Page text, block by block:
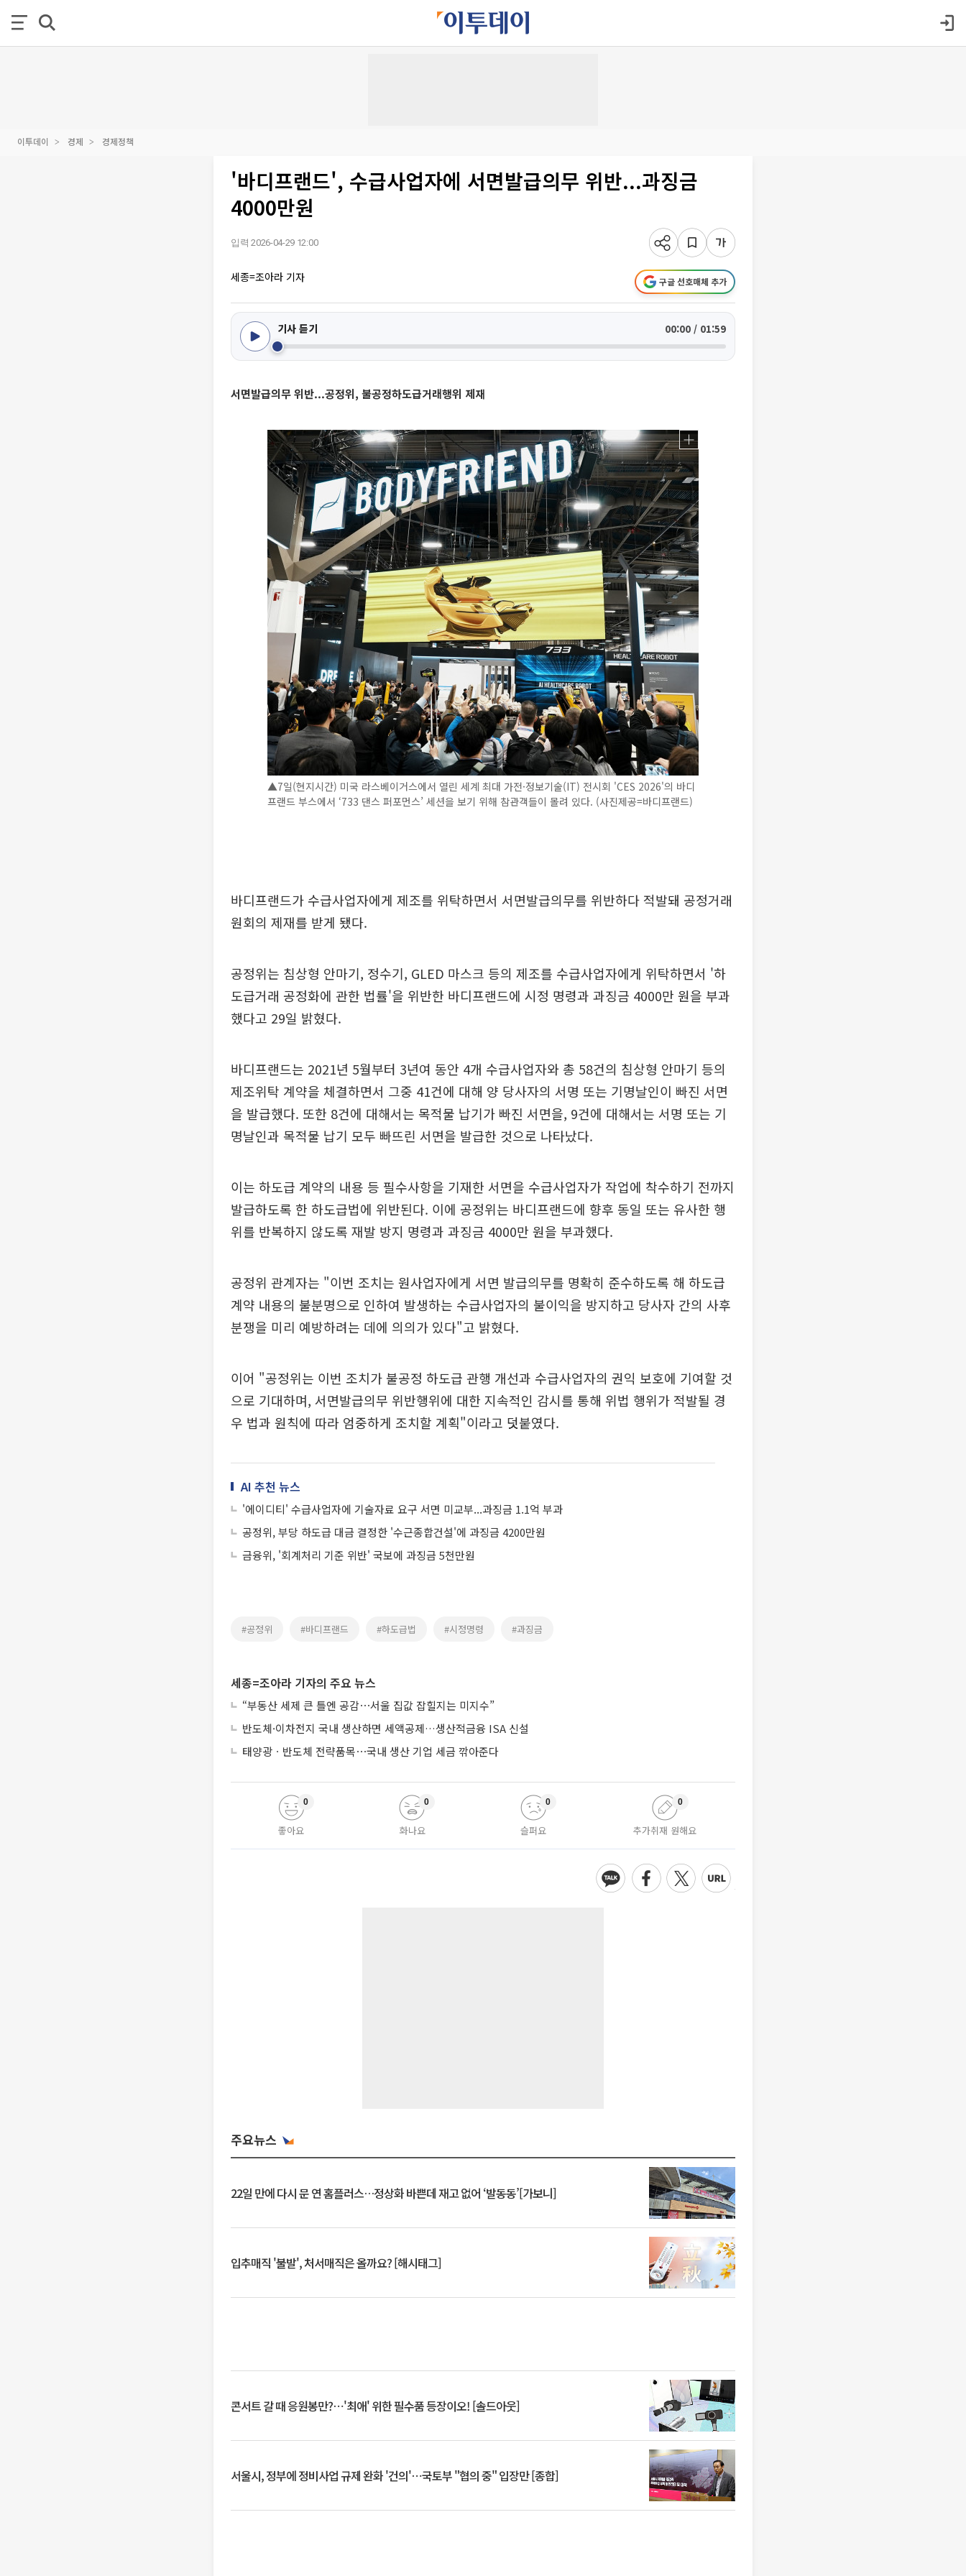
이투데이 경제 경제정책
'바디프랜드', 수급사업자에 서면발급의무 위반...과징금
4000만원
입력 2026-04-29 12:00
세종=조아라 기자 구글 선호매체 추가
기사 듣기 00:00 / 01:59
서면발급의무 위반...공정위, 불공정하도급거래행위 제재
▲7일(현지시간) 미국 라스베이거스에서 열린 세계 최대 가전·정보기술(IT) 전시회 'CES 2026'의 바디
프랜드 부스에서 ‘733 댄스 퍼포먼스’ 세션을 보기 위해 참관객들이 몰려 있다. (사진제공=바디프랜드)
바디프랜드가 수급사업자에게 제조를 위탁하면서 서면발급의무를 위반하다 적발돼 공정거래
원회의 제재를 받게 됐다.
공정위는 침상형 안마기, 정수기, GLED 마스크 등의 제조를 수급사업자에게 위탁하면서 '하
도급거래 공정화에 관한 법률'을 위반한 바디프랜드에 시정 명령과 과징금 4000만 원을 부과
했다고 29일 밝혔다.
바디프랜드는 2021년 5월부터 3년여 동안 4개 수급사업자와 총 58건의 침상형 안마기 등의
제조위탁 계약을 체결하면서 그중 41건에 대해 양 당사자의 서명 또는 기명날인이 빠진 서면
을 발급했다. 또한 8건에 대해서는 목적물 납기가 빠진 서면을, 9건에 대해서는 서명 또는 기
명날인과 목적물 납기 모두 빠뜨린 서면을 발급한 것으로 나타났다.
이는 하도급 계약의 내용 등 필수사항을 기재한 서면을 수급사업자가 작업에 착수하기 전까지
발급하도록 한 하도급법에 위반된다. 이에 공정위는 바디프랜드에 향후 동일 또는 유사한 행
위를 반복하지 않도록 재발 방지 명령과 과징금 4000만 원을 부과했다.
공정위 관계자는 "이번 조치는 원사업자에게 서면 발급의무를 명확히 준수하도록 해 하도급
계약 내용의 불분명으로 인하여 발생하는 수급사업자의 불이익을 방지하고 당사자 간의 사후
분쟁을 미리 예방하려는 데에 의의가 있다"고 밝혔다.
이어 "공정위는 이번 조치가 불공정 하도급 관행 개선과 수급사업자의 권익 보호에 기여할 것
으로 기대하며, 서면발급의무 위반행위에 대한 지속적인 감시를 통해 위법 행위가 적발될 경
우 법과 원칙에 따라 엄중하게 조치할 계획"이라고 덧붙였다.
AI 추천 뉴스
'에이디티' 수급사업자에 기술자료 요구 서면 미교부...과징금 1.1억 부과
공정위, 부당 하도급 대금 결정한 '수근종합건설'에 과징금 4200만원
금융위, '회계처리 기준 위반' 국보에 과징금 5천만원
#공정위 #바디프랜드 #하도급법 #시정명령 #과징금
세종=조아라 기자의 주요 뉴스
“부동산 세제 큰 틀엔 공감⋯서울 집값 잡힐지는 미지수”
반도체·이차전지 국내 생산하면 세액공제…생산적금융 ISA 신설
태양광ㆍ반도체 전략품목⋯국내 생산 기업 세금 깎아준다
좋아요
0
화나요
0
슬퍼요
0
추가취재 원해요
0
주요뉴스
22일 만에 다시 문 연 홈플러스…정상화 바쁜데 재고 없어 ‘발동동’[가보니]
입추매직 '불발', 처서매직은 올까요? [해시태그]
콘서트 갈 때 응원봉만?⋯'최애' 위한 필수품 등장이오! [솔드아웃]
서울시, 정부에 정비사업 규제 완화 '건의'⋯국토부 "협의 중" 입장만 [종합]